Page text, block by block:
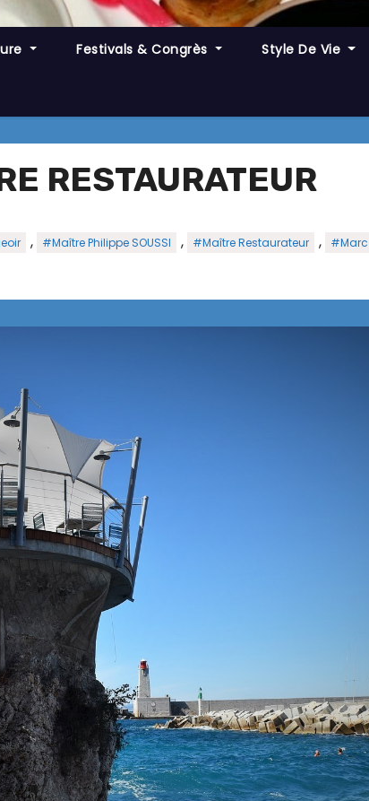
Festivals & Congrès Style De Vie
RESTAURATEUR
, #Maître Philippe SOUSSI , #Maître Restaurateur , #Marc